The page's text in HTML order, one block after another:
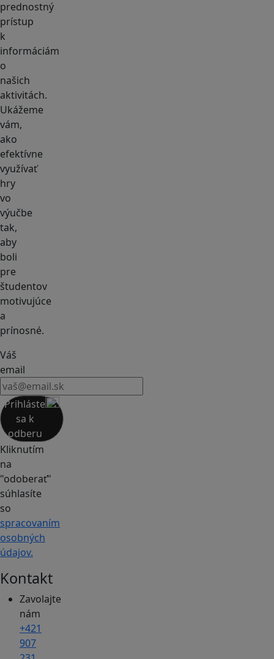
prednostný
prístup
k
informáciám
o
našich
aktivitách.
Ukážeme
vám,
ako
efektívne
využívať
hry
vo
výučbe
tak,
aby
boli
pre
študentov
motivujúce
a
prínosné.
Váš
email
Prihláste
sa k
odberu
Kliknutím
na
"odoberať"
súhlasíte
so
spracovaním
osobných
údajov.
Kontakt
Zavolajte
nám
+421
907